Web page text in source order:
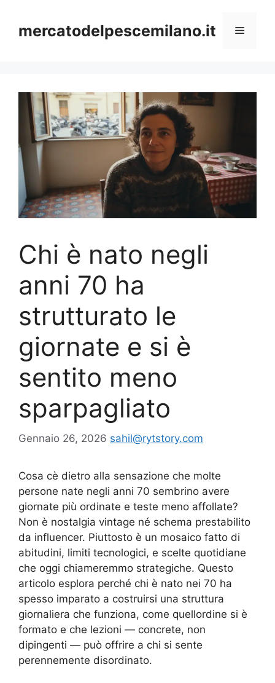
contenuto
mercatodelpescemilano.it Menu
Chi è nato negli
anni 70 ha
strutturato le
giornate e si è
sentito meno
sparpagliato
Gennaio 26, 2026 sahil@rytstory.com
Cosa cè dietro alla sensazione che molte
persone nate negli anni 70 sembrino avere
giornate più ordinate e teste meno affollate?
Non è nostalgia vintage né schema prestabilito
da influencer. Piuttosto è un mosaico fatto di
abitudini, limiti tecnologici, e scelte quotidiane
che oggi chiameremmo strategiche. Questo
articolo esplora perché chi è nato nei 70 ha
spesso imparato a costruirsi una struttura
giornaliera che funziona, come quellordine si è
formato e che lezioni — concrete, non
dipingenti — può offrire a chi si sente
perennemente disordinato.